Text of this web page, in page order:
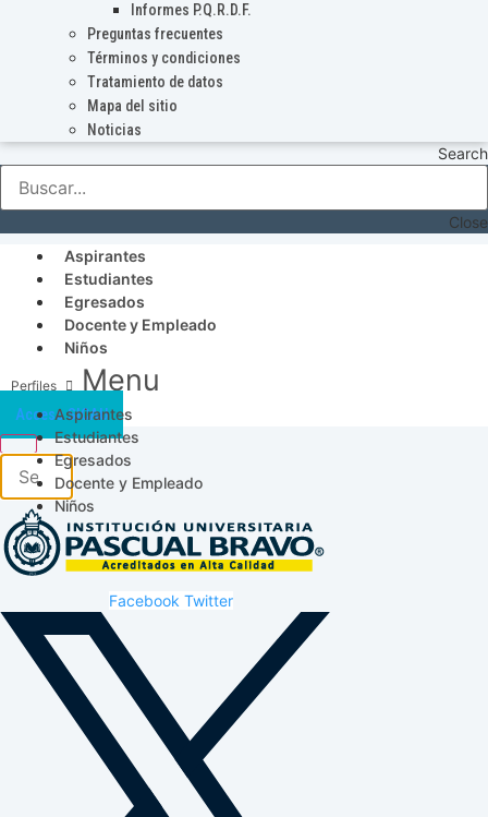
Informes P.Q.R.D.F.
Preguntas frecuentes
Términos y condiciones
Tratamiento de datos
Mapa del sitio
Noticias
Search
Close
Aspirantes
Estudiantes
Egresados
Docente y Empleado
Niños
Menu
Aspirantes
Estudiantes
Egresados
Docente y Empleado
Niños
Acceso SICAU
Facebook Twitter